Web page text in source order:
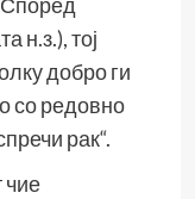
н.з.), тој
добро ги
со редовно
рак“.
чие